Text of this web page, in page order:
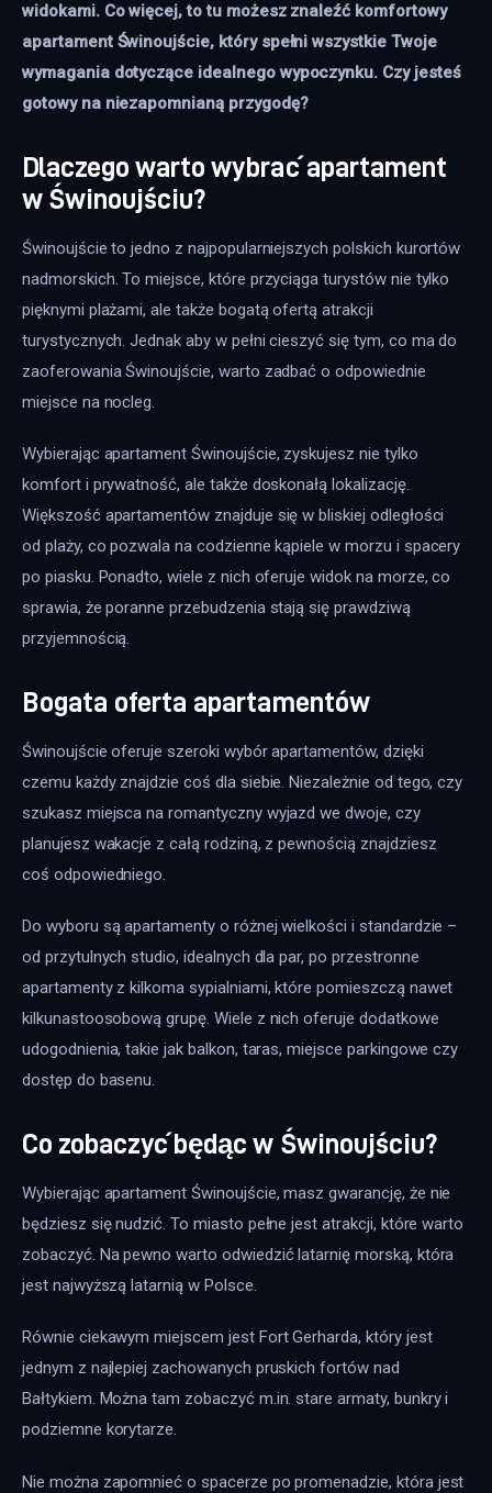
widokami. Co więcej, to tu możesz znaleźć komfortowy
apartament Świnoujście, który spełni wszystkie Twoje
wymagania dotyczące idealnego wypoczynku. Czy jesteś
gotowy na niezapomnianą przygodę?
Dlaczego warto wybrać apartament
w Świnoujściu?
Świnoujście to jedno z najpopularniejszych polskich kurortów
nadmorskich. To miejsce, które przyciąga turystów nie tylko
pięknymi plażami, ale także bogatą ofertą atrakcji
turystycznych. Jednak aby w pełni cieszyć się tym, co ma do
zaoferowania Świnoujście, warto zadbać o odpowiednie
miejsce na nocleg.
Wybierając apartament Świnoujście, zyskujesz nie tylko
komfort i prywatność, ale także doskonałą lokalizację.
Większość apartamentów znajduje się w bliskiej odległości
od plaży, co pozwala na codzienne kąpiele w morzu i spacery
po piasku. Ponadto, wiele z nich oferuje widok na morze, co
sprawia, że poranne przebudzenia stają się prawdziwą
przyjemnością.
Bogata oferta apartamentów
Świnoujście oferuje szeroki wybór apartamentów, dzięki
czemu każdy znajdzie coś dla siebie. Niezależnie od tego, czy
szukasz miejsca na romantyczny wyjazd we dwoje, czy
planujesz wakacje z całą rodziną, z pewnością znajdziesz
coś odpowiedniego.
Do wyboru są apartamenty o różnej wielkości i standardzie –
od przytulnych studio, idealnych dla par, po przestronne
apartamenty z kilkoma sypialniami, które pomieszczą nawet
kilkunastoosobową grupę. Wiele z nich oferuje dodatkowe
udogodnienia, takie jak balkon, taras, miejsce parkingowe czy
dostęp do basenu.
Co zobaczyć będąc w Świnoujściu?
Wybierając apartament Świnoujście, masz gwarancję, że nie
będziesz się nudzić. To miasto pełne jest atrakcji, które warto
zobaczyć. Na pewno warto odwiedzić latarnię morską, która
jest najwyższą latarnią w Polsce.
Równie ciekawym miejscem jest Fort Gerharda, który jest
jednym z najlepiej zachowanych pruskich fortów nad
Bałtykiem. Można tam zobaczyć m.in. stare armaty, bunkry i
podziemne korytarze.
Nie można zapomnieć o spacerze po promenadzie, która jest